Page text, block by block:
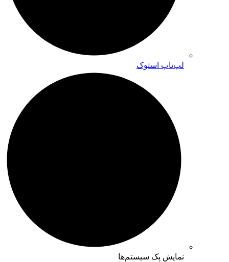
لپ‌تاپ استوک
نمایش پک سیستم‌ها